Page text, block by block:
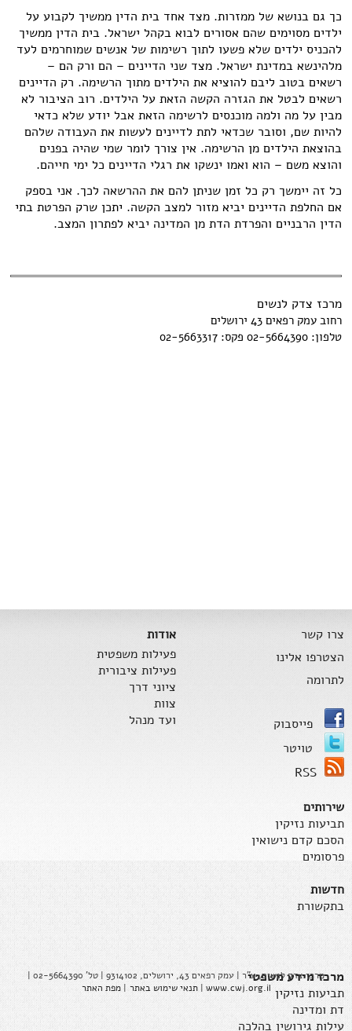
כך גם בנושא של ממזרות. מצד אחד בית הדין ממשיך לקבוע על
ילדים מסוימים שהם אסורים לבוא בקהל ישראל. בית הדין ממשיך
להכניס ילדים שלא פשעו לתוך רשימות של אנשים שמוחרמים לעד
מלהינשא במדינת ישראל. מצד שני הדיינים – הם ורק הם –
רשאים בטוב ליבם להוציא את הילדים מתוך הרשימה. רק הדיינים
רשאים לבטל את הגזרה הקשה הזאת על הילדים. רוב הציבור לא
מבין על מה ולמה מוכנסים לרשימה הזאת אבל יודע שלא כדאי
להיות שם, וסובר שכדאי לתת לדיינים לעשות את העבודה שלהם
בהוצאת הילדים מן הרשימה. אין צורך לומר שמי שהיה בפנים
והוצא משם – הוא ואמו ינשקו את רגלי הדיינים כל ימי חייהם.
כל זה יימשך רק כל זמן שניתן להם את ההרשאה לכך. אני בספק
אם החלפת הדיינים יביא מזור למצב הקשה. יתכן שרק הפרטת בתי
הדין הרבניים והפרדת הדת מן המדינה יביא לפתרון המצב.
מרכז צדק לנשים
רחוב עמק רפאים 43 ירושלים
טלפון: 02-5664390 פקס: 02-5663317
צרו קשר
הצטרפו אלינו
לתרומה
פייסבוק
טויטר
RSS
אודות
פעילות משפטית
פעילות ציבורית
ציוני דרך
צוות
ועד מנהל
שירותים
תביעות נזיקין
הסכם קדם נישואין
פרסומים
חדשות
בתקשורת
מרכז מידע משפטי
תביעות נזיקין
דת ומדינה
עילות גירושין בהלכה
מרכז צדק לנשים, ע"ר | עמק רפאים 43, ירושלים, 9314102 | טל' 02-5664390 |
www.cwj.org.il
|תנאי שימוש באתר |מפת האתר